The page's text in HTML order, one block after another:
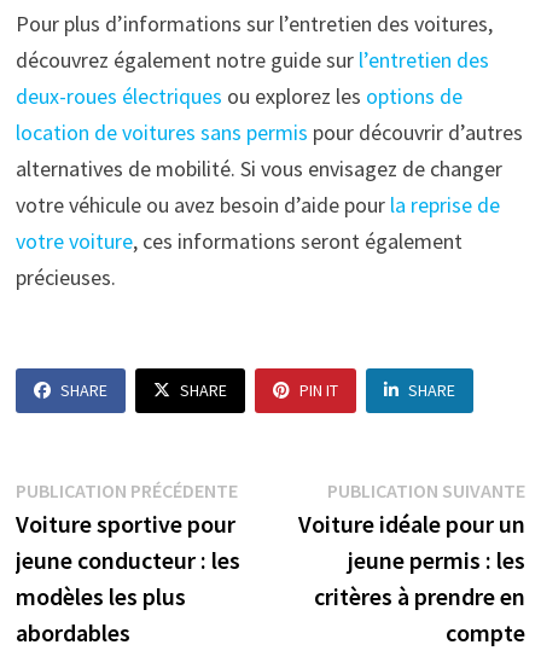
Pour plus d’informations sur l’entretien des voitures,
découvrez également notre guide sur l’entretien des
deux-roues électriques ou explorez les options de
location de voitures sans permis pour découvrir d’autres
alternatives de mobilité. Si vous envisagez de changer
votre véhicule ou avez besoin d’aide pour la reprise de
votre voiture, ces informations seront également
précieuses.
SHARE SHARE PIN IT SHARE
Navigation
de
l’article
PUBLICATION PRÉCÉDENTEPublication
précédente :
Voiture sportive pour
jeune conducteur : les
modèles les plus
abordables
PUBLICATION SUIVANTE
Voiture idéale pour un
jeune permis : les
critères à prendre en
compte